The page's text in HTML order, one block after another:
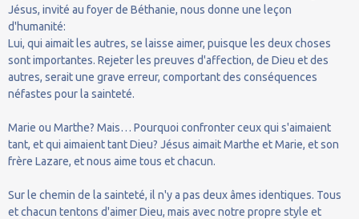
Jésus, invité au foyer de Béthanie, nous donne une leçon
d'humanité:
Lui, qui aimait les autres, se laisse aimer, puisque les deux choses
sont importantes. Rejeter les preuves d'affection, de Dieu et des
autres, serait une grave erreur, comportant des conséquences
néfastes pour la sainteté.
Marie ou Marthe? Mais… Pourquoi confronter ceux qui s'aimaient
tant, et qui aimaient tant Dieu? Jésus aimait Marthe et Marie, et son
frère Lazare, et nous aime tous et chacun.
Sur le chemin de la sainteté, il n'y a pas deux âmes identiques. Tous
et chacun tentons d'aimer Dieu, mais avec notre propre style et